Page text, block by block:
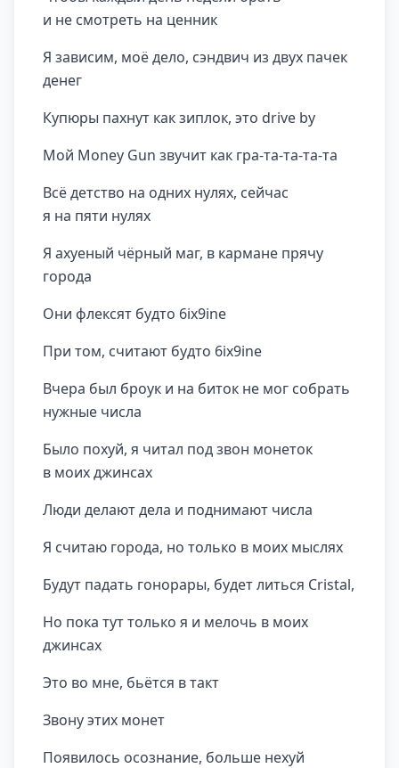
и не смотреть на ценник
Я зависим, моё дело, сэндвич из двух пачек
денег
Купюры пахнут как зиплок, это drive by
Мой Money Gun звучит как гра-та-та-та-та
Всё детство на одних нулях, сейчас
я на пяти нулях
Я ахуеный чёрный маг, в кармане прячу
города
Они флексят будто 6ix9ine
При том, считают будто 6ix9ine
Вчера был броук и на биток не мог собрать
нужные числа
Было похуй, я читал под звон монеток
в моих джинсах
Люди делают дела и поднимают числа
Я считаю города, но только в моих мыслях
Будут падать гонорары, будет литься Cristal,
Но пока тут только я и мелочь в моих
джинсах
Это во мне, бьётся в такт
Звону этих монет
Появилось осознание, больше нехуй